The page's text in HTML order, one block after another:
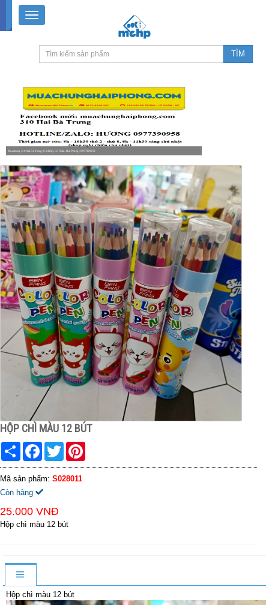
Muachung 310 Hai Bà Trưng (Cát Dài), Lê Chân, Hải Phòng / 0977390958
HỘP CHÌ MÀU 12 BÚT
Share FacebookTwitter
Mã sản phẩm: S028011
Còn hàng
25.000 VNĐ
Hộp chì màu 12 bút
Hộp chì màu 12 bút